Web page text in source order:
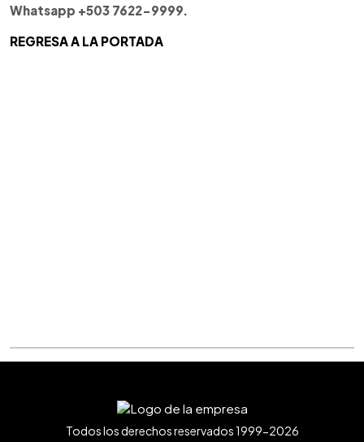
Whatsapp +503 7622-9999.
REGRESA A LA PORTADA
Todos los derechos reservados 1999-2026